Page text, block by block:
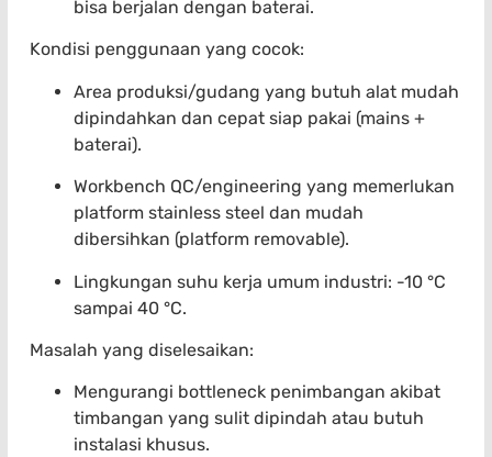
bisa berjalan dengan baterai.
Kondisi penggunaan yang cocok:
Area produksi/gudang yang butuh alat mudah
dipindahkan dan cepat siap pakai (mains +
baterai).
Workbench QC/engineering yang memerlukan
platform stainless steel dan mudah
dibersihkan (platform removable).
Lingkungan suhu kerja umum industri: -10 °C
sampai 40 °C.
Masalah yang diselesaikan:
Mengurangi bottleneck penimbangan akibat
timbangan yang sulit dipindah atau butuh
instalasi khusus.